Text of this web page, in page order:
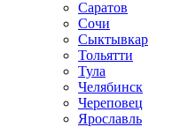
Саратов
Сочи
Сыктывкар
Тольятти
Тула
Челябинск
Череповец
Ярославль